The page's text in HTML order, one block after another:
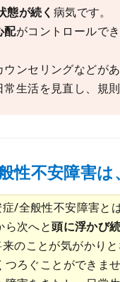
態が続く 病気です。
配がコントロールで
ンセリングなどがあ
生活を見直し、規
性不安障害は
/全般性不安障害と
ら次へと頭に浮かび
のことが気がかり
つろぐことができま